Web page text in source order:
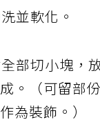
並軟化。
部切小塊，
。（可留部
為裝飾。）